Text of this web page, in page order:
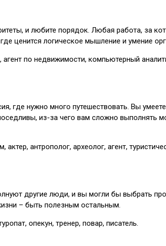
и любите порядок. Любая работа, за
ценится логическое мышление и умение
по недвижимости, компьютерный
где нужно много путешествовать. Вы
из-за чего вам сложно выполнять
антрополог, археолог, агент,
другие люди, и вы могли бы выбрать
– быть полезным остальным.
опекун, тренер, повар, писатель.